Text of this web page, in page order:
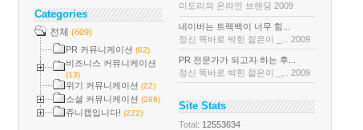
Categories
전체 (609)
PR 커뮤니케이션 (62)
비즈니스 커뮤니케이션
(13)
위기 커뮤니케이션 (22)
소셜 커뮤니케이션 (286)
쥬니캡입니다! (222)
미도리의 온라인 브랜딩 2009
네이버는 트랙백이 너무 힘...
정신 똑바로 박힌 젊은이 _... 2009
PR 전문가가 되고자 하는 후...
정신 똑바로 박힌 젊은이 _... 2009
Site Stats
Total: 12553634